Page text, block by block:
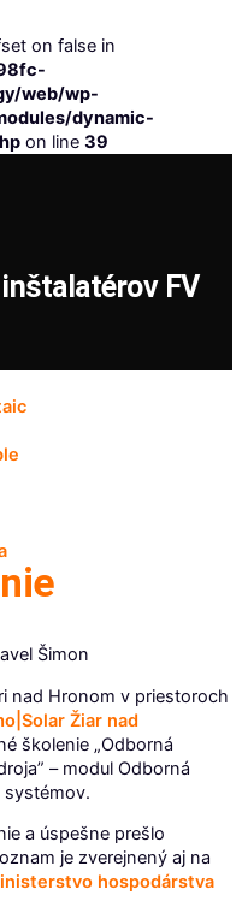
on false in
web/wp-
dynamic-
on line 39
FV
Šimon
nad Hronom v priestoroch
Žiar nad
školenie „Odborná
– modul Odborná
a úspešne prešlo
je zverejnený aj na
hospodárstva